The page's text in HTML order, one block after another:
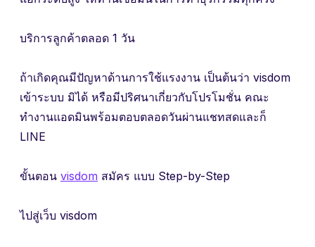
บริการลูกค้าตลอด 1 วัน
ถ้าเกิดคุณมีปัญหาด้านการใช้แรงงาน เป็นต้นว่า visdom
เข้าระบบ มิได้ หรือมีปริศนาเกี่ยวกับโปรโมชั่น คณะ
ทำงานแอดมินพร้อมตอบตลอดวันผ่านแชทสดและก็
LINE
ขั้นตอน visdom สมัคร แบบ Step-by-Step
ไปสู่เว็บ visdom